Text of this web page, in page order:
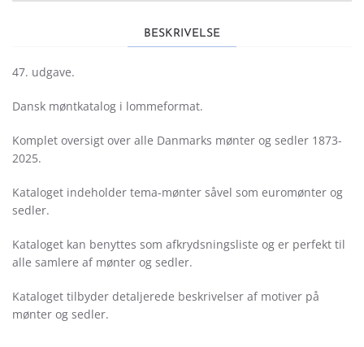
BESKRIVELSE
47. udgave.
Dansk møntkatalog i lommeformat.
Komplet oversigt over alle Danmarks mønter og sedler 1873-
2025.
Kataloget indeholder tema-mønter såvel som euromønter og
sedler.
Kataloget kan benyttes som afkrydsningsliste og er perfekt til
alle samlere af mønter og sedler.
Kataloget tilbyder detaljerede beskrivelser af motiver på
mønter og sedler.